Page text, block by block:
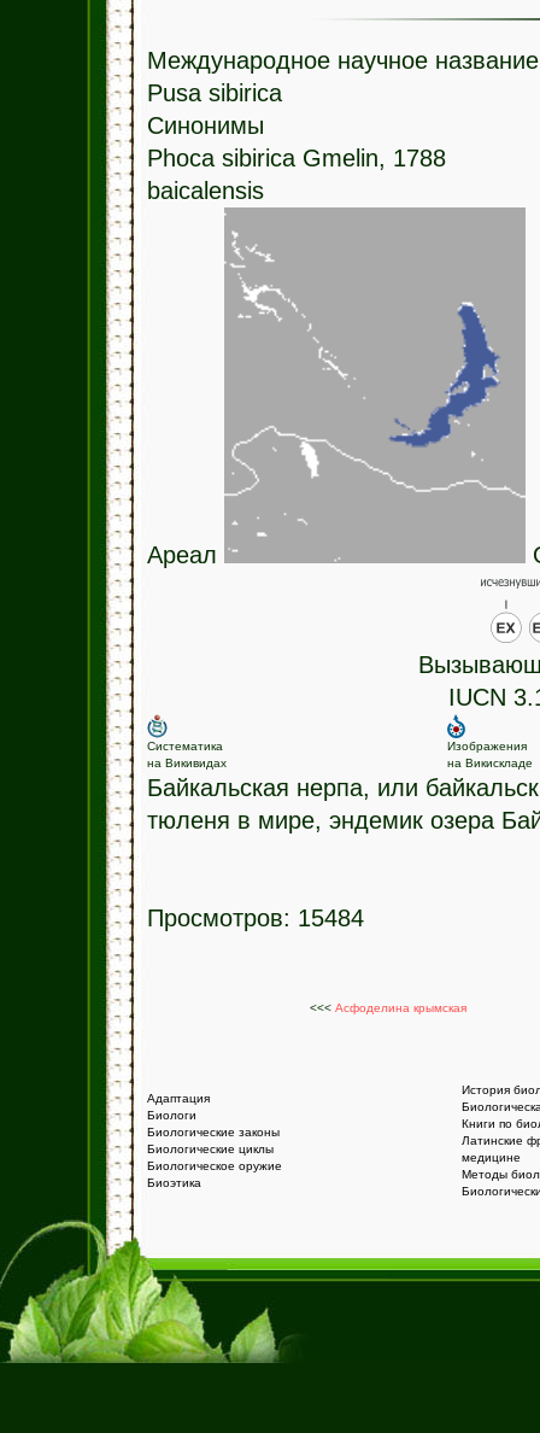
Международное научное название
Pusa sibirica
Синонимы
Phoca sibirica Gmelin, 1788
baicalensis
Ареал
IUCN
Систематика
на Викивидах
Изображения
на Викискладе
Байкальская нерпа, или
тюленя в мире, эндемик озера
Просмотров: 15484
<<< Асфоделина крымская
Адаптация
Биологи
Биологические законы
Биологические циклы
Биологическое оружие
Биоэтика
История
Книги по
Латинские
медицине
Методы